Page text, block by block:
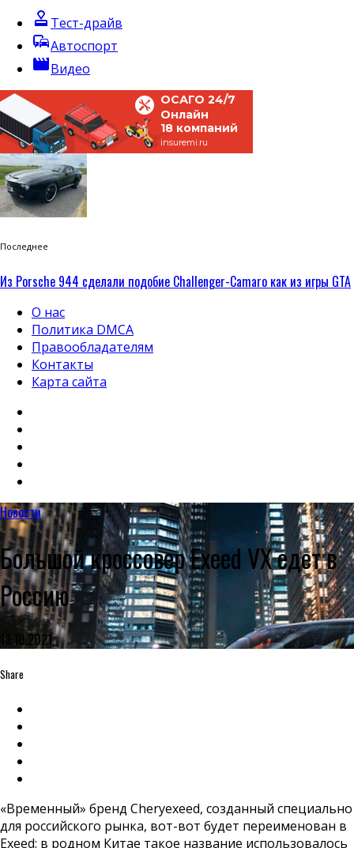
approval Тест-драйв
commuteАвтоспорт
movieВидео
ОСАГО 24/7
Онлайн
18 компаний
insuremi.ru
Последнее
Из Porsche 944 сделали подобие Challenger-Camaro как из игры GTA
О нас
Политика DMCA
Правообладателям
Контакты
Карта сайта
Новости
Большой кроссовер Exeed VX едет в
Россию
18.10.2021
Share
«Временный» бренд Cheryexeed, созданный специально
для российского рынка, вот-вот будет переименован в
Exeed: в родном Китае такое название использовалось